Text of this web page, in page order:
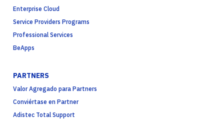
Enterprise Cloud
Service Providers Programs
Professional Services
BeApps
PARTNERS
Valor Agregado para Partners
Conviértase en Partner
Adistec Total Support